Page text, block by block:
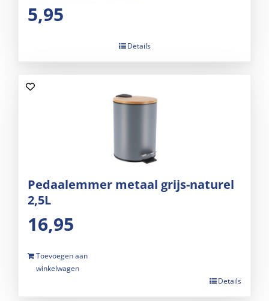
5,95
Details
Pedaalemmer metaal grijs-naturel
2,5L
16,95
Toevoegen aan
winkelwagen
Details